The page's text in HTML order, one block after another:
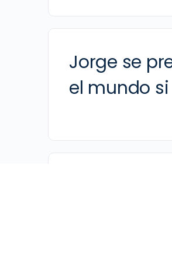
Jorge se
el mundo